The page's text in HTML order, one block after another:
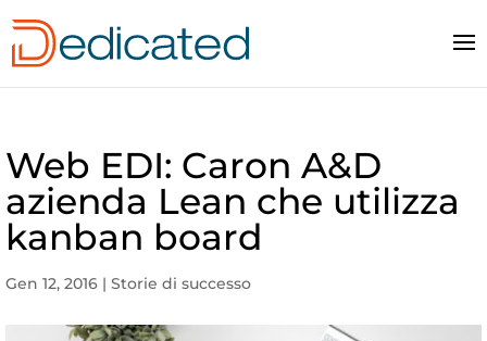
Web EDI: Caron A&D
azienda Lean che utilizza
kanban board
Gen 12, 2016 | Storie di successo